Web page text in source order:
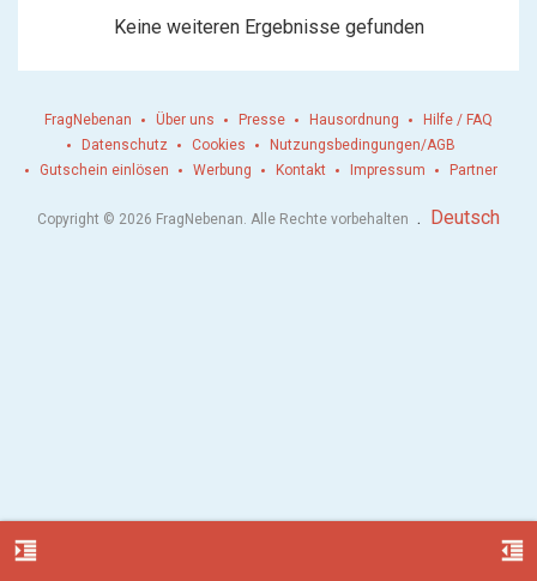
Keine weiteren Ergebnisse gefunden
format_indent_increase format_indent_decrease
FragNebenan Über uns Presse Hausordnung
Hilfe / FAQ
Datenschutz
Cookies
Nutzungsbedingungen/AGB
Gutschein einlösen
Werbung Kontakt Impressum Partner
Copyright © 2026 FragNebenan. Alle Rechte vorbehalten . Deutsch